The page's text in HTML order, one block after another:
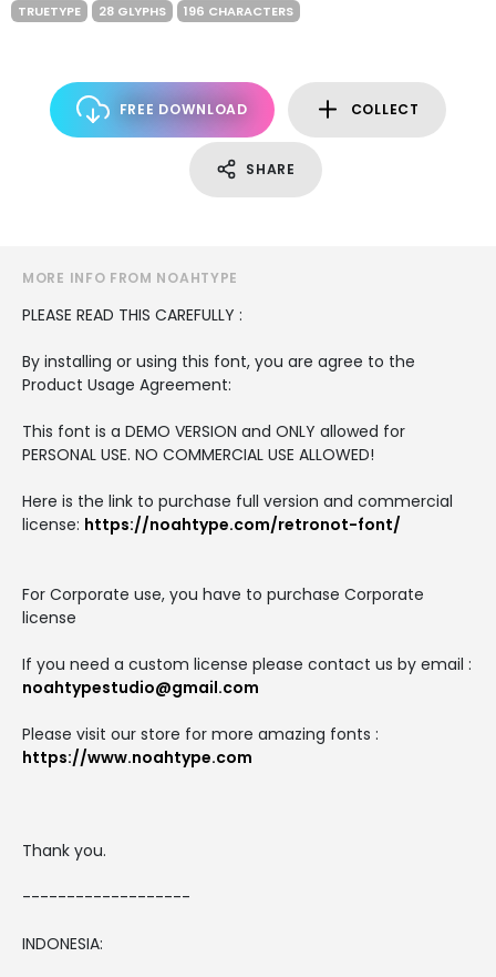
TRUETYPE 28 GLYPHS 196 CHARACTERS
FREE DOWNLOAD COLLECT
SHARE
MORE INFO FROM NOAHTYPE
PLEASE READ THIS CAREFULLY :
By installing or using this font, you are agree to the
Product Usage Agreement:
This font is a DEMO VERSION and ONLY allowed for
PERSONAL USE. NO COMMERCIAL USE ALLOWED!
Here is the link to purchase full version and commercial
license: https://noahtype.com/retronot-font/
For Corporate use, you have to purchase Corporate
license
If you need a custom license please contact us by email :
noahtypestudio@gmail.com
Please visit our store for more amazing fonts :
https://www.noahtype.com
Thank you.
-------------------
INDONESIA: